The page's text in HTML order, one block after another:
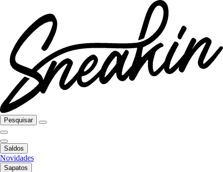
Pesquisar
Saldos
Novidades
Sapatos